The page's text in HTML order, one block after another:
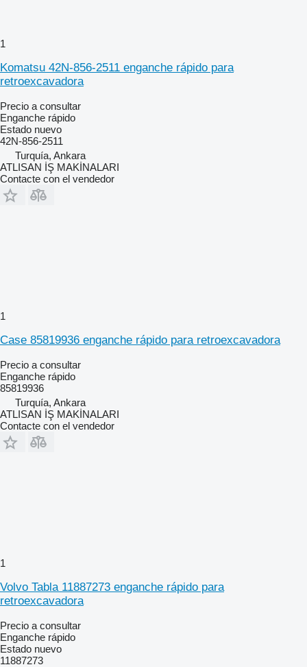
1
Komatsu 42N-856-2511 enganche rápido para
retroexcavadora
Precio a consultar
Enganche rápido
Estado nuevo
42N-856-2511
Turquía, Ankara
ATLISAN İŞ MAKİNALARI
Contacte con el vendedor
1
Case 85819936 enganche rápido para retroexcavadora
Precio a consultar
Enganche rápido
85819936
Turquía, Ankara
ATLISAN İŞ MAKİNALARI
Contacte con el vendedor
1
Volvo Tabla 11887273 enganche rápido para
retroexcavadora
Precio a consultar
Enganche rápido
Estado nuevo
11887273